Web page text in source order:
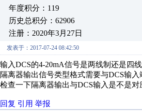
年度积分：119
历史总积分：62906
注册：2020年3月27日
发表于：2017-07-24 08:42:50
输入DCS的4-20mA信号是两线制还是四
隔离器输出信号类型格式需要与DCS输入
检查一下隔离器输出与DCS输入是不是
回复 引用 举报